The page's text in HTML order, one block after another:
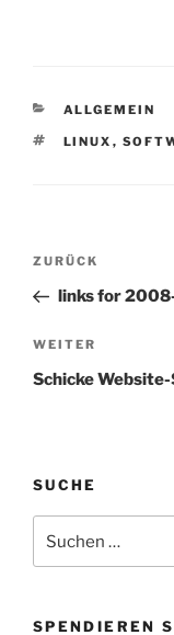
KATEGORIEN
ALLGEMEIN
LINUX ,
Vorheriger
Beitrag
ZURÜCK
links for
Nächster
Beitrag
WEITER
Schicke
SUCHE
nach:
SPENDIEREN